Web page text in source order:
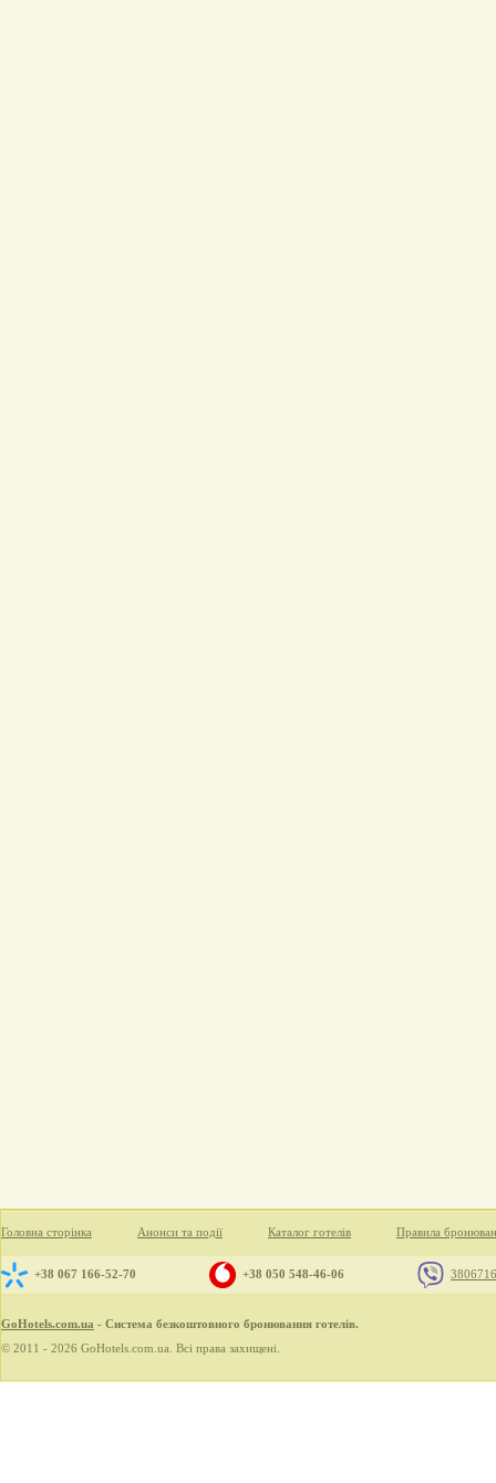
Головна сторінка Анонси та події Каталог готелів Правила
+38 067 166-52-70 +38 050 548-46-06
GoHotels.com.ua - Система безкоштовного бронювання готелів.
© 2011 - 2026 GoHotels.com.ua. Всі права захищені.